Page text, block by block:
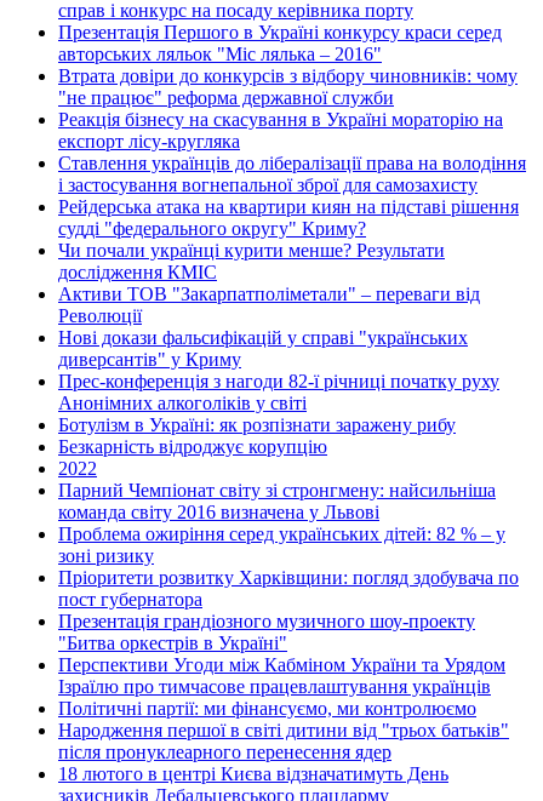
справ і конкурс на посаду керівника порту
Презентація Першого в Україні конкурсу краси серед
авторських ляльок "Міс лялька – 2016"
Втрата довіри до конкурсів з відбору чиновників: чому
"не працює" реформа державної служби
Реакція бізнесу на скасування в Україні мораторію на
експорт лісу-кругляка
Ставлення українців до лібералізації права на володіння
і застосування вогнепальної зброї для самозахисту
Рейдерська атака на квартири киян на підставі рішення
судді "федерального округу" Криму?
Чи почали українці курити менше? Результати
дослідження КМІС
Активи ТОВ "Закарпатполіметали" – переваги від
Революції
Нові докази фальсифікацій у справі "українських
диверсантів" у Криму
Прес-конференція з нагоди 82-ї річниці початку руху
Анонімних алкоголіків у світі
Ботулізм в Україні: як розпізнати заражену рибу
Безкарність відроджує корупцію
2022
Парний Чемпіонат світу зі стронгмену: найсильніша
команда світу 2016 визначена у Львові
Проблема ожиріння серед українських дітей: 82 % – у
зоні ризику
Пріоритети розвитку Харківщини: погляд здобувача по
пост губернатора
Презентація грандіозного музичного шоу-проекту
"Битва оркестрів в Україні"
Перспективи Угоди між Кабміном України та Урядом
Ізраїлю про тимчасове працевлаштування українців
Політичні партії: ми фінансуємо, ми контролюємо
Народження першої в світі дитини від "трьох батьків"
після пронуклеарного перенесення ядер
18 лютого в центрі Києва відзначатимуть День
захисників Дебальцевського плацдарму